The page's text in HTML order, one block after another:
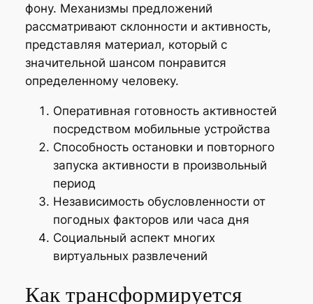
фону. Механизмы предложений
рассматривают склонности и активность,
представляя материал, который с
значительной шансом понравится
определенному человеку.
Оперативная готовность активностей
посредством мобильные устройства
Способность остановки и повторного
запуска активности в произвольный
период
Независимость обусловленности от
погодных факторов или часа дня
Социальный аспект многих
виртуальных развлечений
Как трансформируется